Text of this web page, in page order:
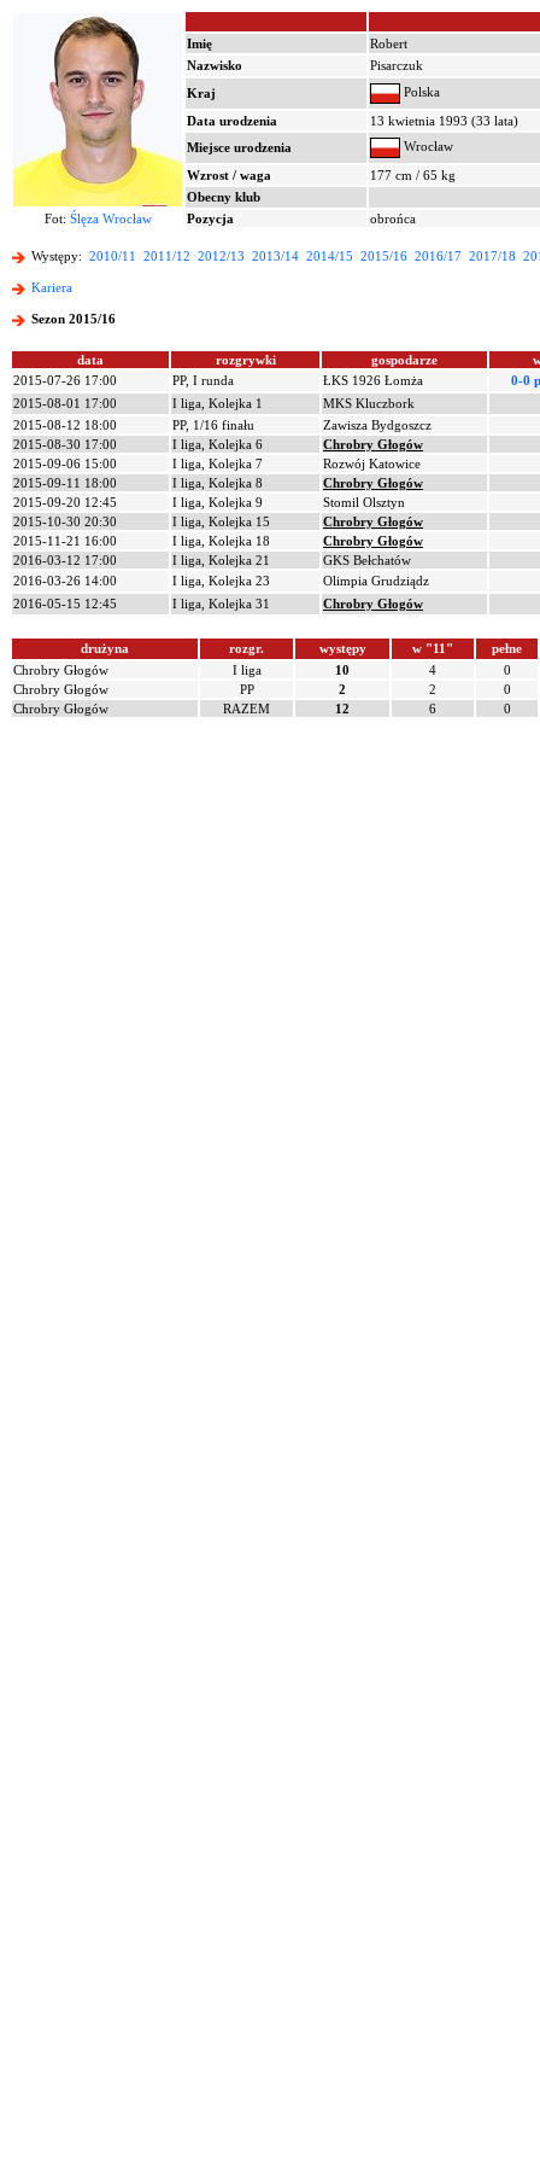
Imię
Robert
Nazwisko
Pisarczuk
Kraj
Polska
Data urodzenia
13 kwietnia 1993 (33 lata)
Miejsce urodzenia
Wrocław
Wzrost / waga
177 cm / 65 kg
Obecny klub
Fot: Ślęza Wrocław Pozycja obrońca
Występy: 2010/11 2011/12 2012/13 2013/14 2014/15 2015/16 2016/17 2017/18
Kariera
Sezon 2015/16
data rozgrywki gospodarze
2015-07-26 17:00
PP, I runda ŁKS 1926 Łomża
0-0
2015-08-01 17:00
I liga, Kolejka 1
MKS Kluczbork
2015-08-12 18:00
PP, 1/16 finału
Zawisza Bydgoszcz
2015-08-30 17:00
I liga, Kolejka 6
Chrobry Głogów
2015-09-06 15:00
I liga, Kolejka 7
Rozwój Katowice
2015-09-11 18:00
I liga, Kolejka 8
Chrobry Głogów
2015-09-20 12:45
I liga, Kolejka 9
Stomil Olsztyn
2015-10-30 20:30
I liga, Kolejka 15
Chrobry Głogów
2015-11-21 16:00
I liga, Kolejka 18
Chrobry Głogów
2016-03-12 17:00
I liga, Kolejka 21
GKS Bełchatów
2016-03-26 14:00
I liga, Kolejka 23
Olimpia Grudziądz
2016-05-15 12:45
I liga, Kolejka 31 Chrobry Głogów
drużyna rozgr. występy w "11"
pełne
Chrobry Głogów
I liga 10 4
0
Chrobry Głogów
PP 2 2
0
Chrobry Głogów
RAZEM 12 6 0